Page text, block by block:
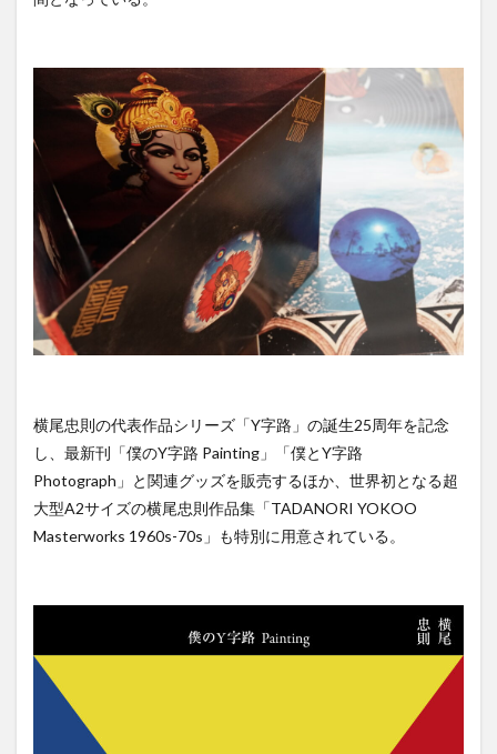
横尾忠則の代表作品シリーズ「Y字路」の誕生25周年を記念
し、最新刊「僕のY字路 Painting」「僕とY字路
Photograph」と関連グッズを販売するほか、世界初となる超
大型A2サイズの横尾忠則作品集「TADANORI YOKOO
Masterworks 1960s-70s」も特別に用意されている。